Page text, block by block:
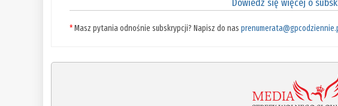
Dowiedz się więcej o
*Masz pytania odnośnie subskrypcji? Napisz do nas